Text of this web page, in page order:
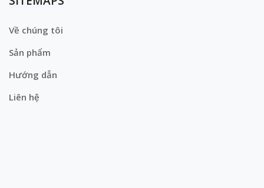
Về chúng tôi
Sản phẩm
Hướng dẫn
Liên hệ